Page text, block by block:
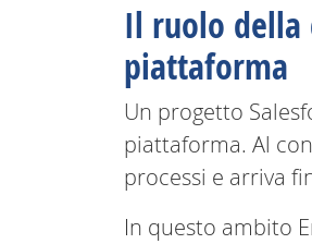
Il ruolo della
piattaforma
Un progetto
piattaforma. Al
processi e arriva
In questo ambito